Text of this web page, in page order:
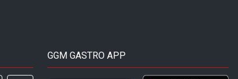
GGM GASTRO APP